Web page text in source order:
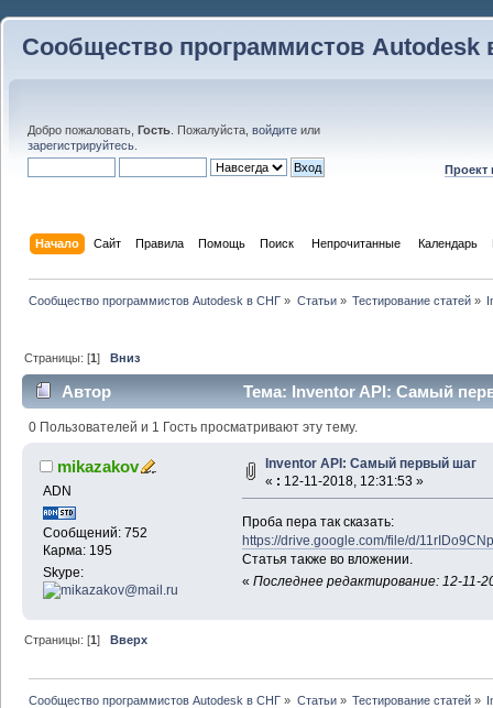
Сообщество программистов Autodesk
Добро пожаловать, Гость . Пожалуйста, войдите или
зарегистрируйтесь
Проект
Начало Сайт Правила Помощь Поиск Непрочитанные Календарь
Сообщество программистов Autodesk в СНГ » Статьи» Тестирование статей»
Страницы: [1]Вниз
Автор Тема: Inventor API: Самый
0 Пользователей и 1 Гость просматривают эту тему.
mikazakov
ADN
Сообщений: 752
Карма: 195
Skype:
Inventor API: Самый первый шаг
« : 12-11-2018, 12:31:53 »
Проба пера так сказать:
https://drive.google.com/file/d/
Статья также во вложении.
« Последнее редактирование: 12-11-
Страницы: [1]Вверх
Сообщество программистов Autodesk в СНГ » Статьи» Тестирование статей»